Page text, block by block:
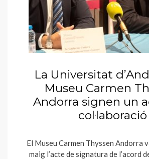
La Universitat
Museu Carmen
Andorra signen un
col·laboració
El Museu Carmen Thyssen Andorra
maig l’acte de signatura de l’acord